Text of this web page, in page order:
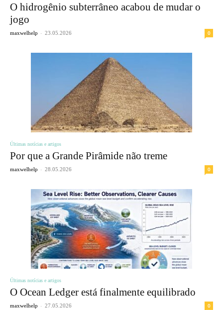
O hidrogênio subterrâneo acabou de mudar o
jogo
maxwelhelp - 23.05.2026 0
Últimas notícias e artigos
Por que a Grande Pirâmide não treme
maxwelhelp - 28.05.2026 0
Últimas notícias e artigos
O Ocean Ledger está finalmente equilibrado
maxwelhelp - 27.05.2026 0